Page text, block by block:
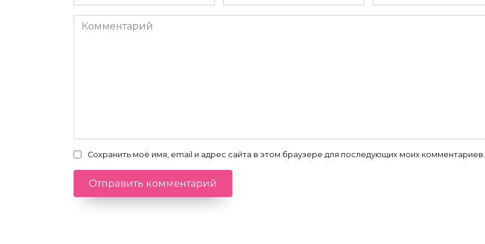
*
*
Комментарий
Сохранить моё имя, email и адрес сайта в этом браузере для последующих моих комментариев.